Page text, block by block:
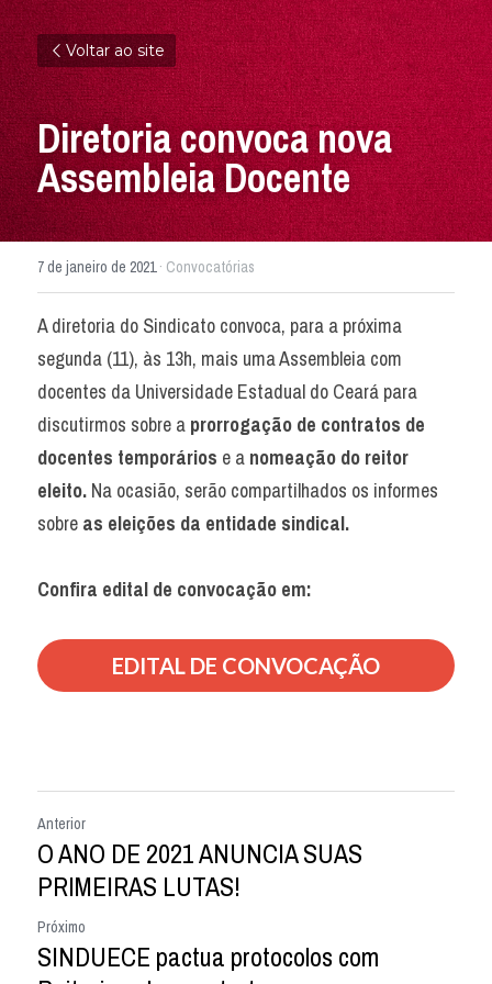
Voltar ao site
Diretoria convoca nova
Assembleia Docente
7 de janeiro de 2021· Convocatórias
A diretoria do Sindicato convoca, para a próxima
segunda (11), às 13h, mais uma Assembleia com
docentes da Universidade Estadual do Ceará para
discutirmos sobre a prorrogação de contratos de
docentes temporários e a nomeação do reitor
eleito. Na ocasião, serão compartilhados os informes
sobre as eleições da entidade sindical.
Confira edital de convocação em:
EDITAL DE CONVOCAÇÃO
Anterior
O ANO DE 2021 ANUNCIA SUAS
PRIMEIRAS LUTAS!
Próximo
SINDUECE pactua protocolos com